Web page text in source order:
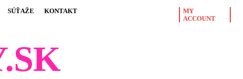
SÚŤAŽE
KONTAKT
MY
ACCOUNT